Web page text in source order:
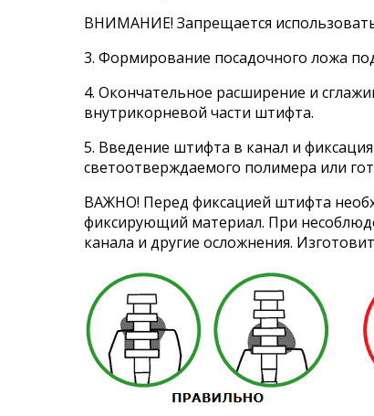
ВНИМАНИЕ! Запрещается
3. Формирование посадочного ложа
4. Окончательное расширение и
внутрикорневой части штифта.
5. Введение штифта в канал и
светоотверждаемого полимера или
ВАЖНО! Перед фиксацией штифта
фиксирующий материал. При
канала и другие осложнения.